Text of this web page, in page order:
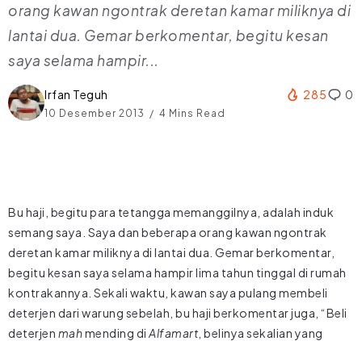
orang kawan ngontrak deretan kamar miliknya di
lantai dua. Gemar berkomentar, begitu kesan
saya selama hampir...
Irfan Teguh
10 Desember 2013 4 Mins Read
285 0
Bu haji, begitu para tetangga memanggilnya, adalah induk
semang saya. Saya dan beberapa orang kawan ngontrak
deretan kamar miliknya di lantai dua. Gemar berkomentar,
begitu kesan saya selama hampir lima tahun tinggal di rumah
kontrakannya. Sekali waktu, kawan saya pulang membeli
deterjen dari warung sebelah, bu haji berkomentar juga, “Beli
deterjen mahmending di Alfamart , belinya sekalian yang